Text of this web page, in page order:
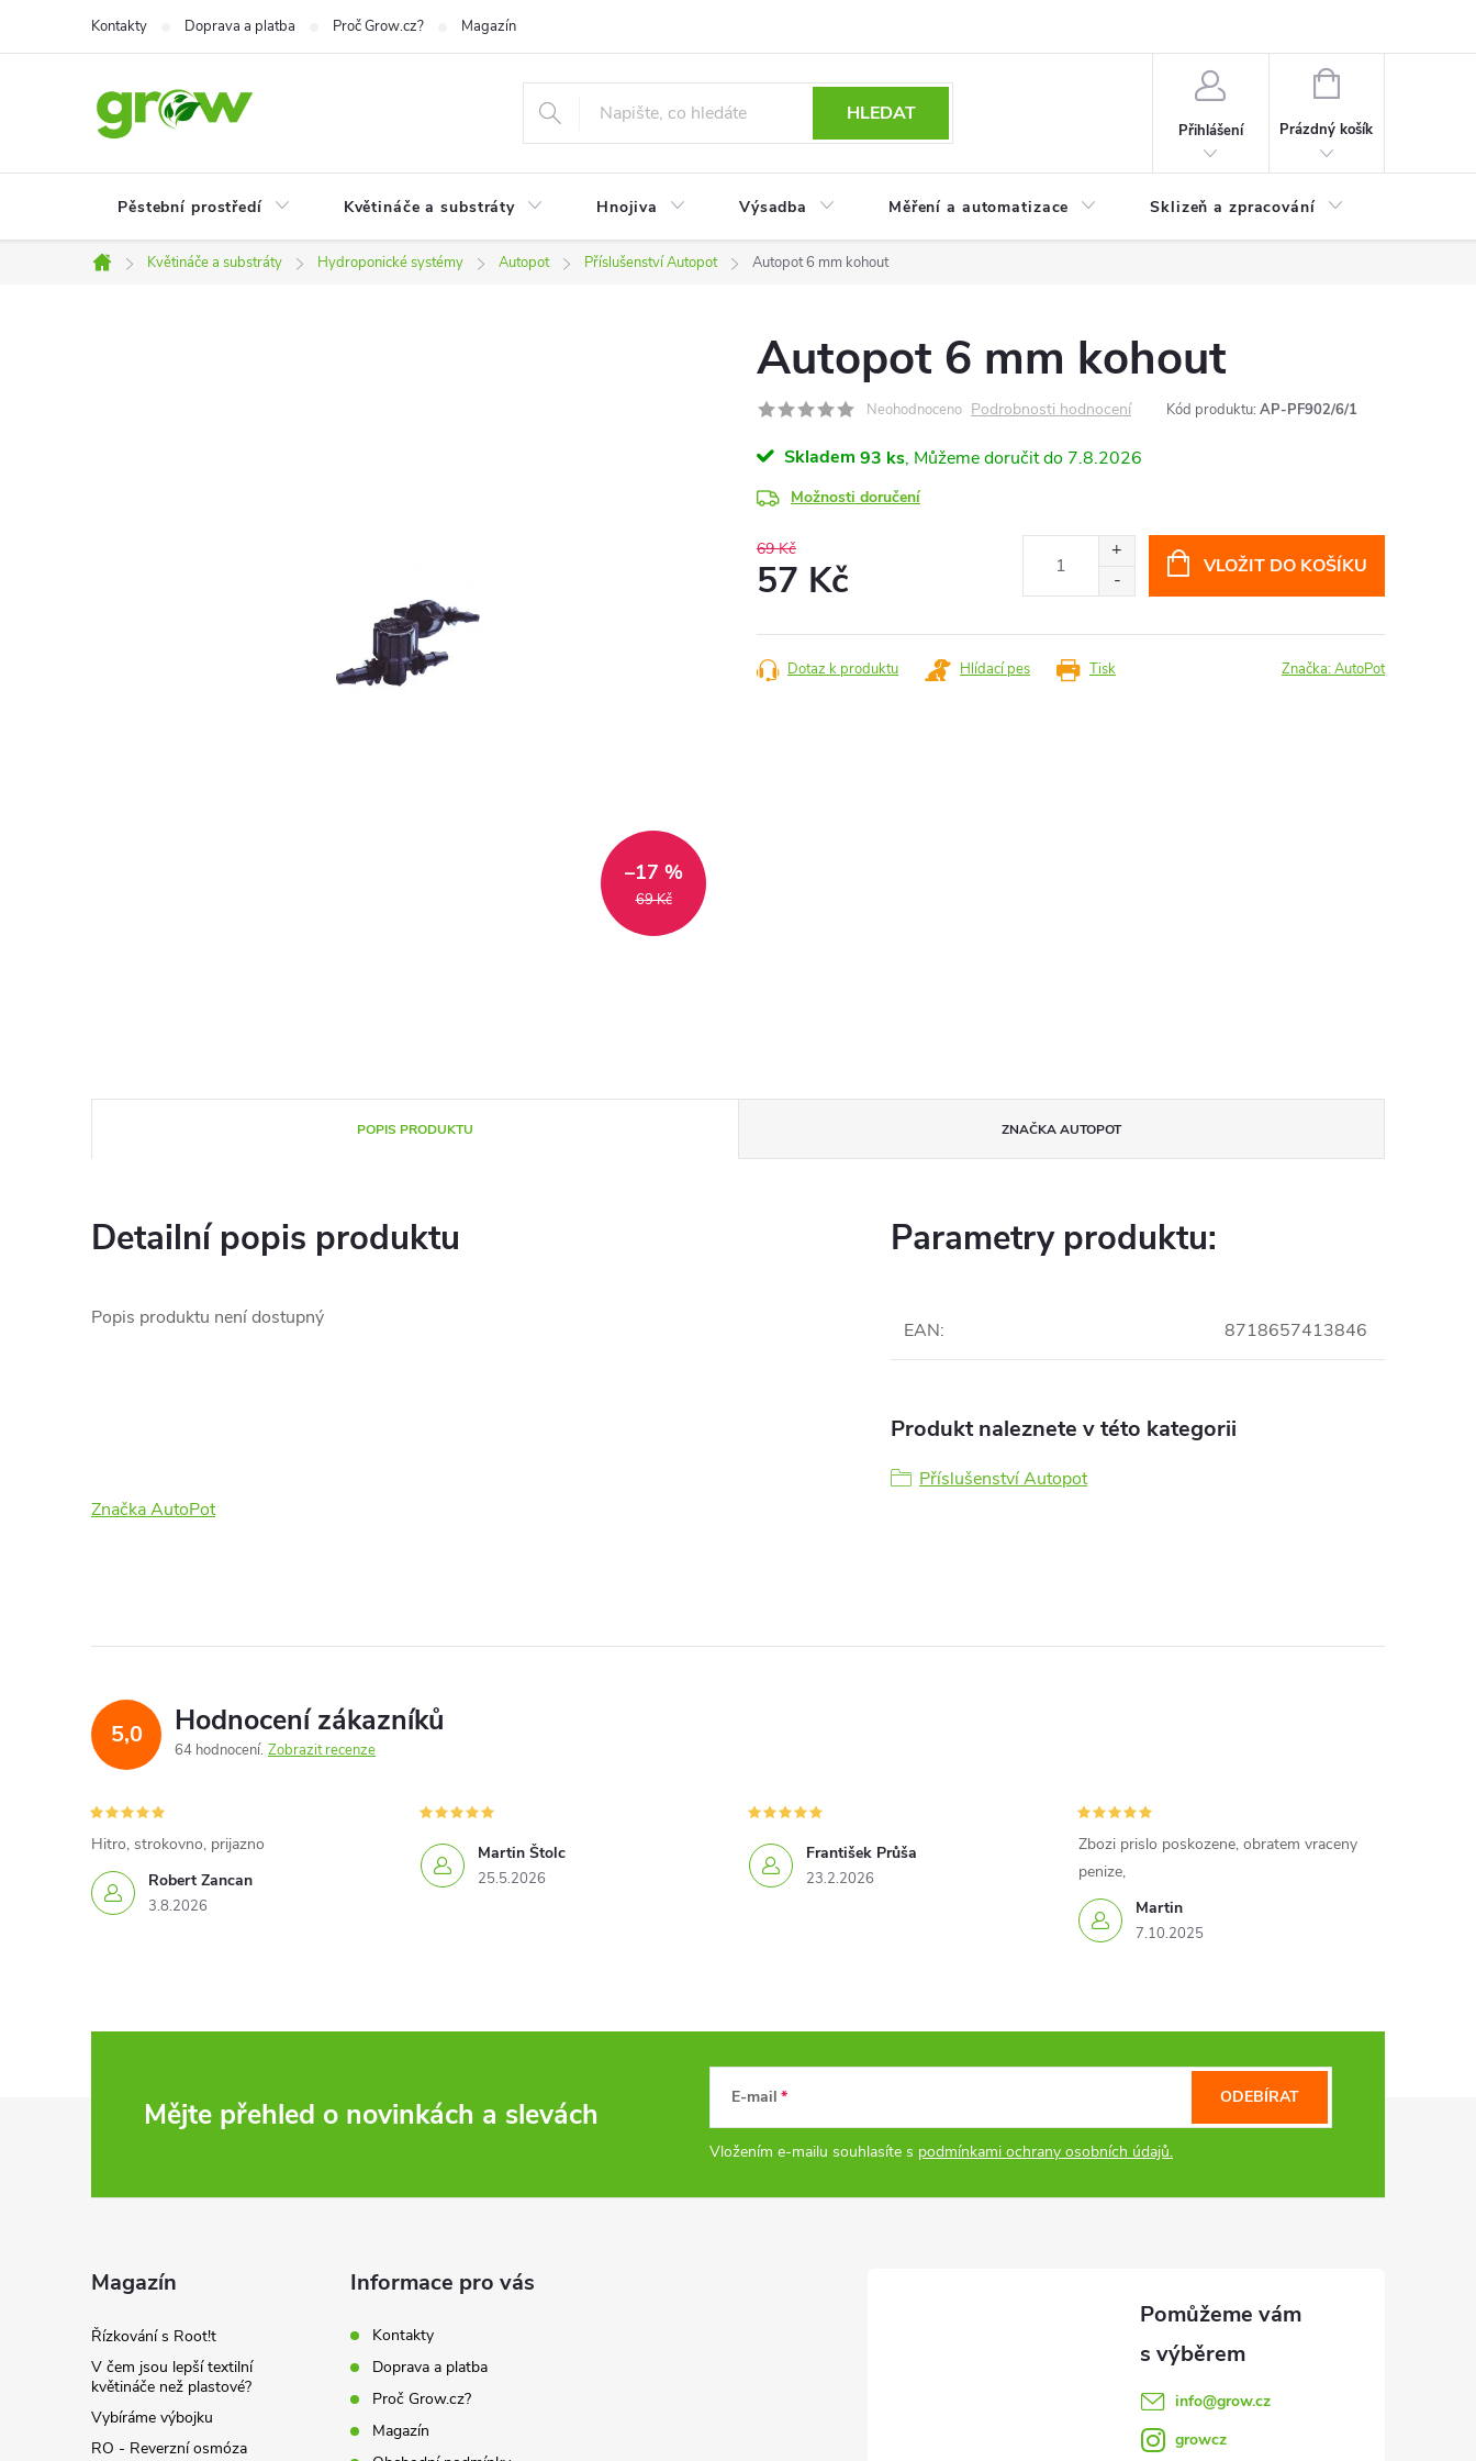
Kontakty Doprava a platba Proč Grow.cz? Magazín
HLEDAT
Přihlášení
NÁKUPNÍ
Prázdný košík
Pěstební prostředí Květináče a substráty Hnojiva Výsadba Měření a automatizace Sklizeň a zpracování
Domů
Květináče a substráty Hydroponické systémy Autopot Příslušenství Autopot Autopot 6 mm kohout
69 Kč
–17 %
Autopot 6 mm kohout
Neohodnoceno Podrobnosti hodnocení Kód produktu: AP-PF902/6/1
Skladem 93 ks 7.8.2026
Možnosti doručení
69 Kč
57 Kč
cena:
VLOŽIT DO KOŠÍKU
Tisk
Dotaz k produktu Hlídací pes Značka:AutoPot
POPIS PRODUKTU ZNAČKAAUTOPOT
Detailní popis produktu
Popis produktu není dostupný
Parametry produktu:
EAN: 8718657413846
Produkt naleznete v této kategorii
Příslušenství Autopot
Značka AutoPot
5,0 Hodnocení zákazníků
64 hodnocení Zobrazit recenze
Robert Zancan
3.8.2026
Hitro, strokovno, prijazno Martin Štolc
25.5.2026
František Průša
23.2.2026
Martin
7.10.2025
Zbozi prislo poskozene, obratem vraceny
penize,
Mějte přehled o novinkách a slevách E-mail
Vložením e-mailu souhlasíte s podmínkami ochrany osobních údajů.
ODEBÍRAT
Magazín
Řízkování s Root!t
V čem jsou lepší textilní
květináče než plastové?
Vybíráme výbojku
RO - Reverzní osmóza
Informace pro vás
Kontakty
Doprava a platba
Proč Grow.cz?
Magazín
info@grow.cz
growcz